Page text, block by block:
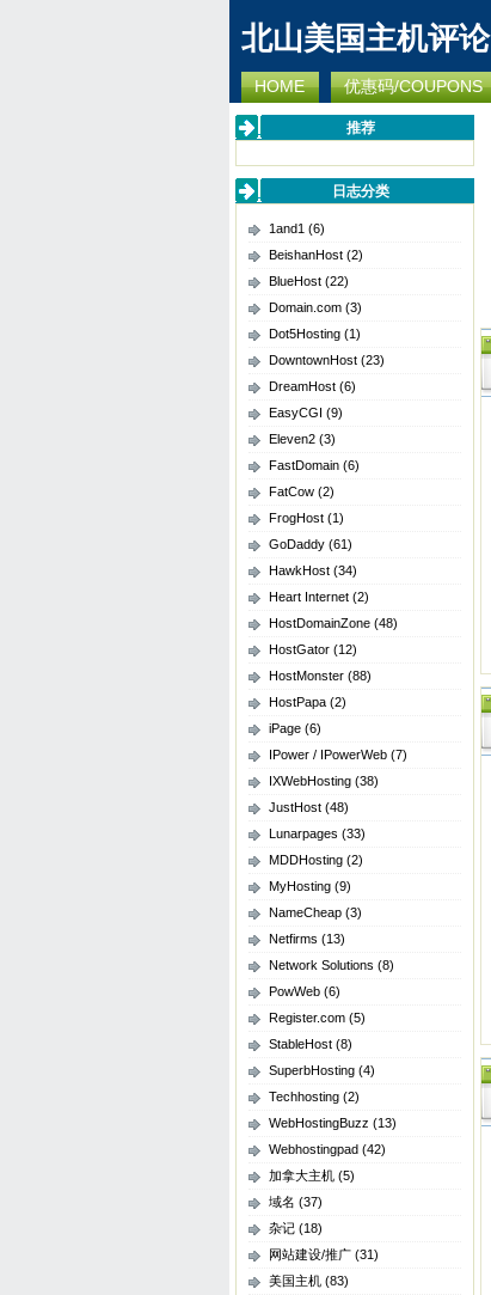
北山美国主机评论
HOME 优惠码/COUPONS
推荐
日志分类
1and1 (6)
BeishanHost (2)
BlueHost (22)
Domain.com (3)
Dot5Hosting (1)
DowntownHost (23)
DreamHost (6)
EasyCGI (9)
Eleven2 (3)
FastDomain (6)
FatCow (2)
FrogHost (1)
GoDaddy (61)
HawkHost (34)
Heart Internet (2)
HostDomainZone (48)
HostGator (12)
HostMonster (88)
HostPapa (2)
iPage (6)
IPower / IPowerWeb (7)
IXWebHosting (38)
JustHost (48)
Lunarpages (33)
MDDHosting (2)
MyHosting (9)
NameCheap (3)
Netfirms (13)
Network Solutions (8)
PowWeb (6)
Register.com (5)
StableHost (8)
SuperbHosting (4)
Techhosting (2)
WebHostingBuzz (13)
Webhostingpad (42)
加拿大主机 (5)
域名 (37)
杂记 (18)
网站建设/推广 (31)
美国主机 (83)